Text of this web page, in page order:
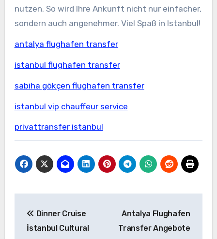
nutzen. So wird Ihre Ankunft nicht nur einfacher,
sondern auch angenehmer. Viel Spaß in Istanbul!
antalya flughafen transfer
istanbul flughafen transfer
sabiha gökçen flughafen transfer
istanbul vip chauffeur service
privattransfer istanbul
gezinmesi
Dinner Cruise
İstanbul Cultural
Antalya Flughafen
Transfer Angebote